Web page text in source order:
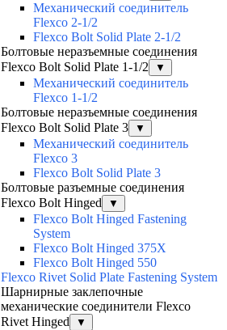
Механический соединитель
Flexco 2-1/2
Flexco Bolt Solid Plate 2-1/2
Болтовые неразъемные соединения
Flexco Bolt Solid Plate 1-1/2
▼
Механический соединитель
Flexco 1-1/2
Болтовые неразъемные соединения
Flexco Bolt Solid Plate 3
▼
Механический соединитель
Flexco 3
Flexco Bolt Solid Plate 3
Болтовые разъемные соединения
Flexco Bolt Hinged
▼
Flexco Bolt Hinged Fastening
System
Flexco Bolt Hinged 375X
Flexco Bolt Hinged 550
Flexco Rivet Solid Plate Fastening System
Шарнирные заклепочные
механические соединители Flexco
Rivet Hinged
▼